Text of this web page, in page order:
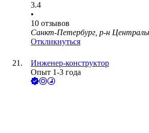
3.4
•
10 отзывов
Санкт-Петербург, р-н
Откликнуться
Инженер-конструктор
Опыт 1-3 года